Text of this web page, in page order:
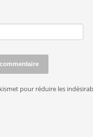
pour réduire les